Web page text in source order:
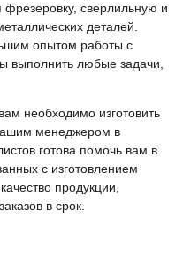
фрезеровку, сверлильную и
деталей.
опытом работы с
выполнить любые задачи,
необходимо изготовить
менеджером в
готова помочь вам в
с изготовлением
продукции,
в срок.